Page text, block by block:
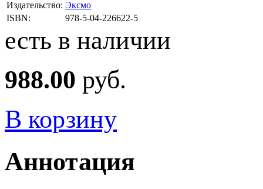
Издательство: Эксмо
ISBN:
978-5-04-226622-5
есть в наличии
988.00 руб.
В корзину
Аннотация